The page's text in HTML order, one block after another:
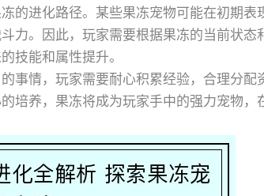
的进化路径。某些果冻宠物可能在初期
力。因此，玩家需要根据果冻的当前状
技能和属性提升。
事情，玩家需要耐心积累经验，合理分配
培养，果冻将成为玩家手中的强力宠物，